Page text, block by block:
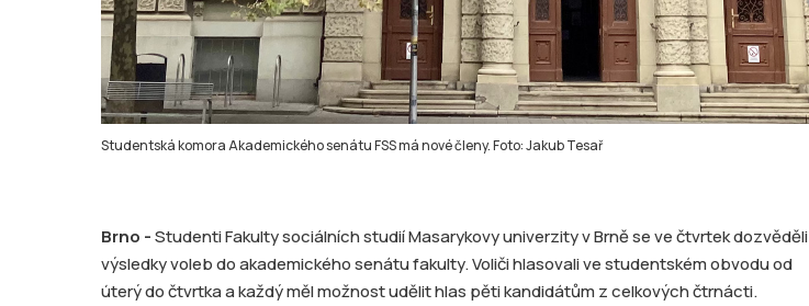
Studentská komora Akademického senátu FSS má nové členy. Foto: Jakub Tesař
Brno -Studenti Fakulty sociálních studií Masarykovy univerzity v Brně se ve čtvrtek dozvěděli
výsledky voleb do akademického senátu fakulty. Voliči hlasovali ve studentském obvodu od
úterý do čtvrtka a každý měl možnost udělit hlas pěti kandidátům z celkových čtrnácti.